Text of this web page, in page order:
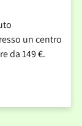
un centro
da 149 €.